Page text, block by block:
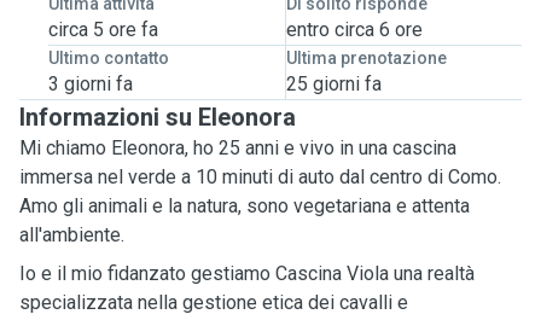
circa 5 ore fa entro circa 6 ore
Ultimo contatto
3 giorni fa
Ultima prenotazione
25 giorni fa
Informazioni su Eleonora
Mi chiamo Eleonora, ho 25 anni e vivo in una cascina
immersa nel verde a 10 minuti di auto dal centro di Como.
Amo gli animali e la natura, sono vegetariana e attenta
all'ambiente.
Io e il mio fidanzato gestiamo Cascina Viola una realtà
specializzata nella gestione etica dei cavalli e